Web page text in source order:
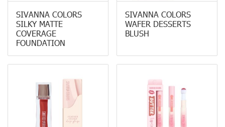
SIVANNA COLORS
SILKY MATTE
COVERAGE
FOUNDATION
SIVANNA COLORS
WAFER DESSERTS
BLUSH